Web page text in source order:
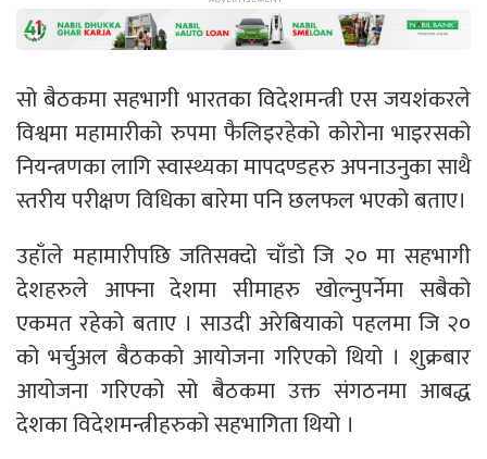
सो बैठकमा सहभागी भारतका विदेशमन्त्री एस जयशंकरले
विश्वमा महामारीको रुपमा फैलिइरहेको कोरोना भाइरसको
नियन्त्रणका लागि स्वास्थ्यका मापदण्डहरु अपनाउनुका साथै
स्तरीय परीक्षण विधिका बारेमा पनि छलफल भएको बताए।
उहाँले महामारीपछि जतिसक्दो चाँडो जि २० मा सहभागी
देशहरुले आफ्ना देशमा सीमाहरु खोल्नुपर्नेमा सबैको
एकमत रहेको बताए । साउदी अरेबियाको पहलमा जि २०
को भर्चुअल बैठकको आयोजना गरिएको थियो । शुक्रबार
आयोजना गरिएको सो बैठकमा उक्त संगठनमा आबद्ध
देशका विदेशमन्त्रीहरुको सहभागिता थियो ।